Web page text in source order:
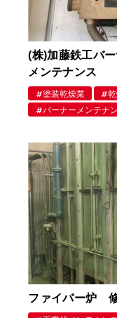
(株)加藤鉄工バ
メンテナンス
塗装乾燥業
バーナーメンテナ
ファイバー炉